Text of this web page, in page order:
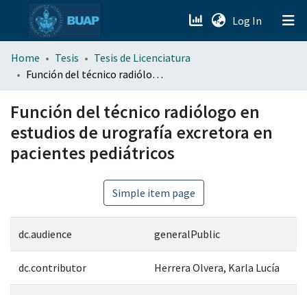
Log In (current)
menu.section.about_menu
Home Tesis
Tesis de Licenciatura
Función del técnico radiólogo en estudios de urografía excretora en pacientes pediátricos
Función del técnico radiólogo en
estudios de urografía excretora en
pacientes pediátricos
Simple item page
dc.audience generalPublic
dc.contributor Herrera Olvera, Karla Lucía